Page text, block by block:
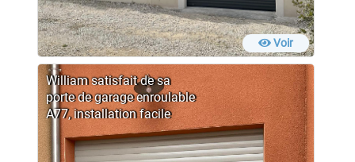
Voir
William satisfait de sa
porte de garage enroulable
A77, installation facile